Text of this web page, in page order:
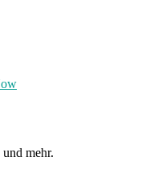
mehr.